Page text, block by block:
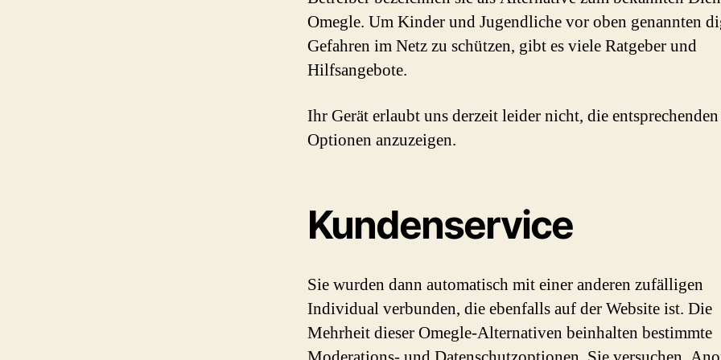
Omegle. Um Kinder und Jugendliche vor oben genannten
Gefahren im Netz zu schützen, gibt es viele Ratgeber und
Hilfsangebote.
Ihr Gerät erlaubt uns derzeit leider nicht, die entsprechenden
Optionen anzuzeigen.
Kundenservice
Sie wurden dann automatisch mit einer anderen zufälligen
Individual verbunden, die ebenfalls auf der Website ist. Die
Mehrheit dieser Omegle-Alternativen beinhalten bestimmte